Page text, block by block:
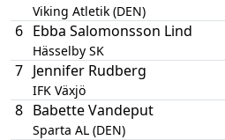
Viking Atletik (DEN)
6 Ebba Salomonsson Lind
Hässelby SK
7 Jennifer Rudberg
IFK Växjö
8 Babette Vandeput
Sparta AL (DEN)